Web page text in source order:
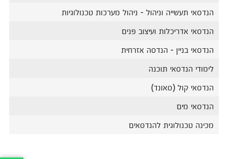
הנדסאי תעשייה וניהול - ניהול מערכות טכנולוגיות
הנדסאי אדריכלות ועיצוב פנים
הנדסאי בניין - הנדסה אזרחית
לימודי הנדסאי תוכנה
הנדסאי קול (סאונד)
הנדסאי מים
מכינה טכנולוגית להנדסאים